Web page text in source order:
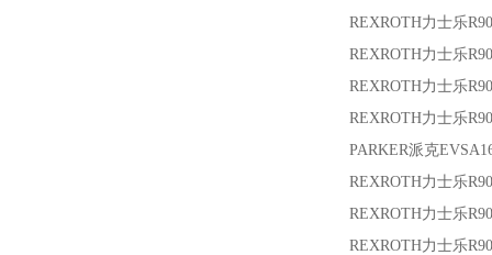
REXROTH力士乐
REXROTH力士乐
REXROTH力士乐
REXROTH力士乐
PARKER派克
REXROTH力士乐
REXROTH力士乐
REXROTH力士乐